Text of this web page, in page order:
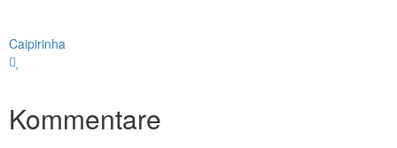
Caipirinha
Kommentare